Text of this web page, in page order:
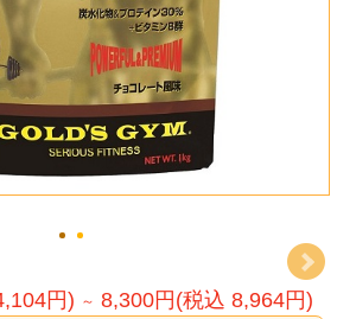
円) ～ 8,300円(税込 8,964円)